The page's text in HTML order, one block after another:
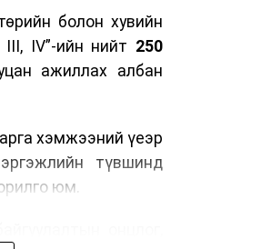
болон хувийн
III, IV”-ийн нийт 250
ажиллах албан
хэмжээний үеэр
түвшинд
юм.